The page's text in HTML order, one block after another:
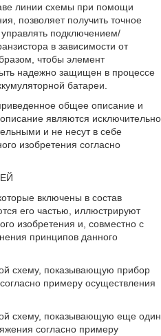
линии схемы при помощи
позволяет получить точное
подключением/
в зависимости от
чтобы элемент
надежно защищен в процессе
батареи.
общее описание и
являются исключительно
и не несут в себе
изобретения согласно
включены в состав
его частью, иллюстрируют
изобретения и, совместно с
принципов данного
схему, показывающую прибор
примеру осуществления
схему, показывающую еще один
согласно примеру